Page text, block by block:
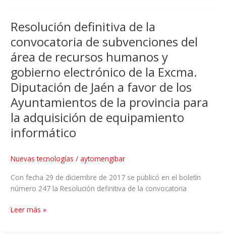
Resolución definitiva de la
convocatoria de subvenciones del
área de recursos humanos y
gobierno electrónico de la Excma.
Diputación de Jaén a favor de los
Ayuntamientos de la provincia para
la adquisición de equipamiento
informático
Nuevas tecnologías / aytomengibar
Con fecha 29 de diciembre de 2017 se publicó en el boletín
número 247 la Resolución definitiva de la convocatoria
Leer más »